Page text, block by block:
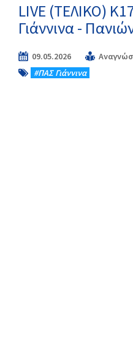
LIVE (ΤΕΛΙΚΟ)
Γιάννινα -
09.05.2026
#ΠΑΣ Γιάννινα